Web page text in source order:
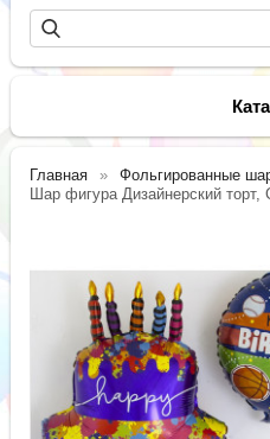
Главная Фольгированные
Шар фигура Дизайнерский